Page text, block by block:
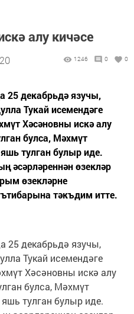
алу кичәсе
1246 0 0
25 декабрьдә язучы,
Тукай исемендәге
Хәсәновны искә алу
булса, Мәхмүт
тулган булыр иде.
әсәрләреннән өзекләр
өзекләрне
тәкъдим итте.
25 декабрьдә язучы,
Тукай исемендәге
Хәсәновны искә алу
булса, Мәхмүт
тулган булыр иде.